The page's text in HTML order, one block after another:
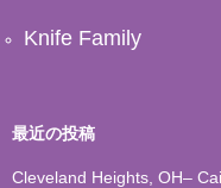
Knife Family
最近の投稿
Cleveland Heights, OH–